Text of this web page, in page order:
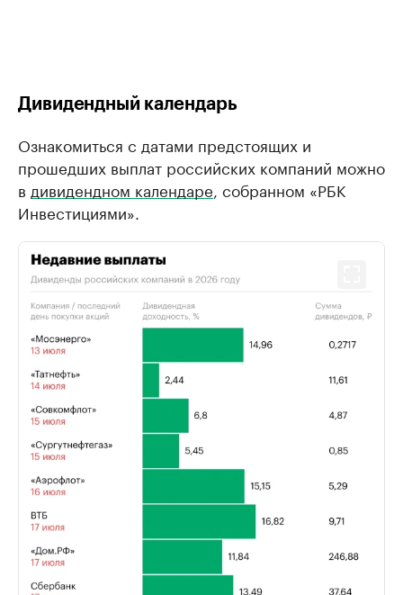
Дивидендный календарь
Ознакомиться с датами предстоящих и
прошедших выплат российских компаний можно
в дивидендном календаре , собранном «РБК
Инвестициями».